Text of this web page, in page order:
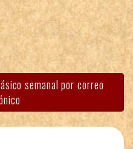
semanal por correo